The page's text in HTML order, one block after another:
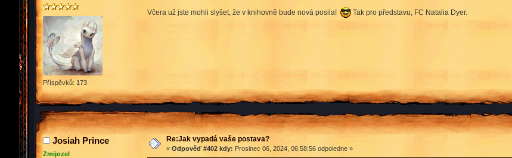
Příspěvků: 173
Včera už jste mohli slyšet, že v knihovně bude nová posila! Tak pro představu, FC Natalia Dyer.
Josiah Prince
Zmijozel
Re:Jak vypadá vaše postava?
« Odpověď #402 kdy: Prosinec 06, 2024, 06:58:56 odpoledne »